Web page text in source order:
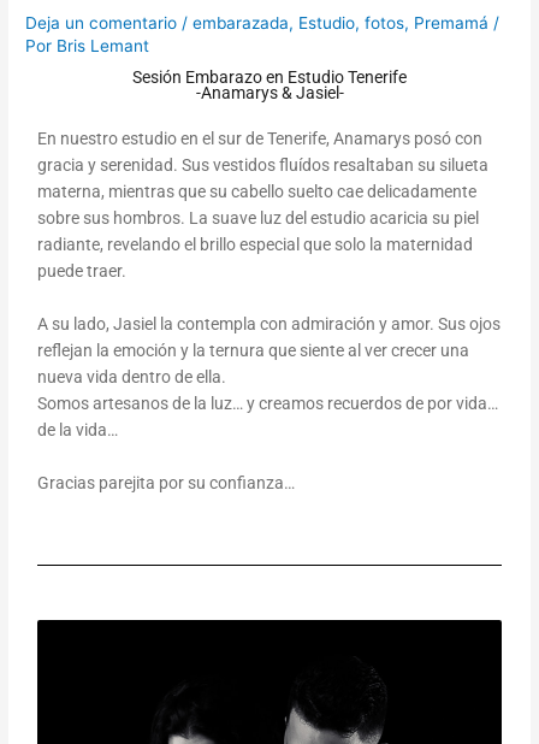
Deja un comentario /embarazada, Estudio,fotos, Premamá /
Por Bris Lemant
Sesión Embarazo en Estudio Tenerife
-Anamarys & Jasiel-
En nuestro estudio en el sur de Tenerife, Anamarys posó con
gracia y serenidad. Sus vestidos fluídos resaltaban su silueta
materna, mientras que su cabello suelto cae delicadamente
sobre sus hombros. La suave luz del estudio acaricia su piel
radiante, revelando el brillo especial que solo la maternidad
puede traer.
A su lado, Jasiel la contempla con admiración y amor. Sus ojos
reflejan la emoción y la ternura que siente al ver crecer una
nueva vida dentro de ella.
Somosartesanosde la luz… y creamos recuerdos de por vida…
de la vida…
Gracias parejita por su confianza…